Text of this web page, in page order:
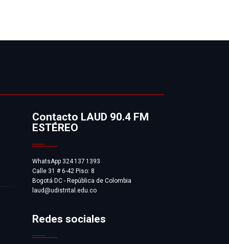
Contacto LAUD 90.4 FM
ESTÉREO
WhatsApp 324 137 1393
Calle 31 # 6-42 Piso: 8
Bogotá DC - República de Colombia
laud@udistrital.edu.co
Redes sociales